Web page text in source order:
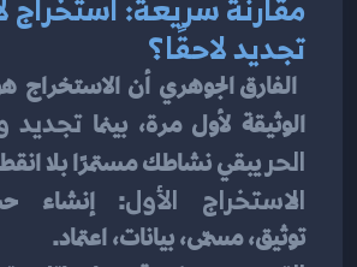
تجديد لاحقًا؟
الوثيقة لأول مرة، بينما
الحر يبقي نشاطك مستمرًا بلا
الاستخراج الأول
توثيق، مسمّى، بيانات، اعتماد.